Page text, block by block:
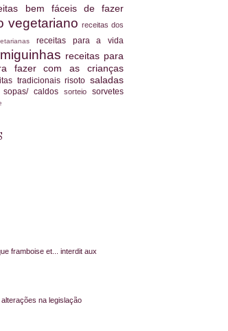
bem fáceis de fazer
vegetarianoreceitas dos
receitas para a vida
receitas para
fazer com as crianças
tradicionaisrisotosaladas
sopas/ caldos sorteio sorvetes
framboise et... interdit aux
na legislação